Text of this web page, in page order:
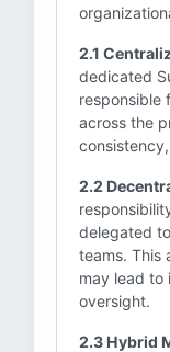
2.1
dedicated
responsible
across the
2.2
delegated
teams. This
may lead to
oversight.
2.3 Hybrid